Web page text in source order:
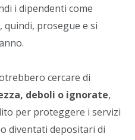
i dipendenti come
quindi, prosegue e si
cercare di
deboli o ignorate,
per proteggere i servizi
diventati depositari di